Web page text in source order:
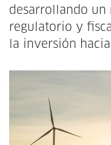
desarrollando un
regulatorio y
la inversión